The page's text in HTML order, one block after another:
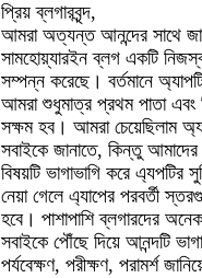
প্রিয় ব্লগারবৃন্দ,
আমরা অত্যন্ত আনন্দের সাথে
সামহোয়্যারইন ব্লগ একটি
সম্পন্ন করেছে। বর্তমানে
আমরা শুধুমাত্র প্রথম পাতা এবং
সক্ষম হব। আমরা চেয়েছিলাম
সবাইকে জানাতে, কিন্তু আমাদের
বিষয়টি ভাগাভাগি করে এ্যপটির
নেয়া গেলে এ্যাপের পরবর্তী
হবে। পাশাপাশি ব্লগারদের
সবাইকে পৌঁছে দিয়ে আনন্দটি
পর্যবেক্ষণ, পরীক্ষণ, পরামর্শ